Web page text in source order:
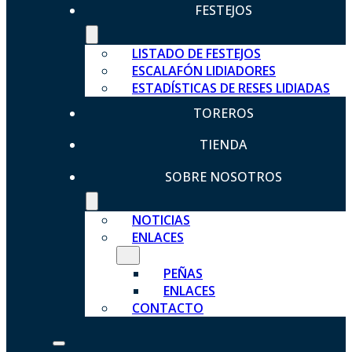
FESTEJOS
LISTADO DE FESTEJOS
ESCALAFÓN LIDIADORES
ESTADÍSTICAS DE RESES LIDIADAS
TOREROS
TIENDA
SOBRE NOSOTROS
NOTICIAS
ENLACES
PEÑAS
ENLACES
CONTACTO